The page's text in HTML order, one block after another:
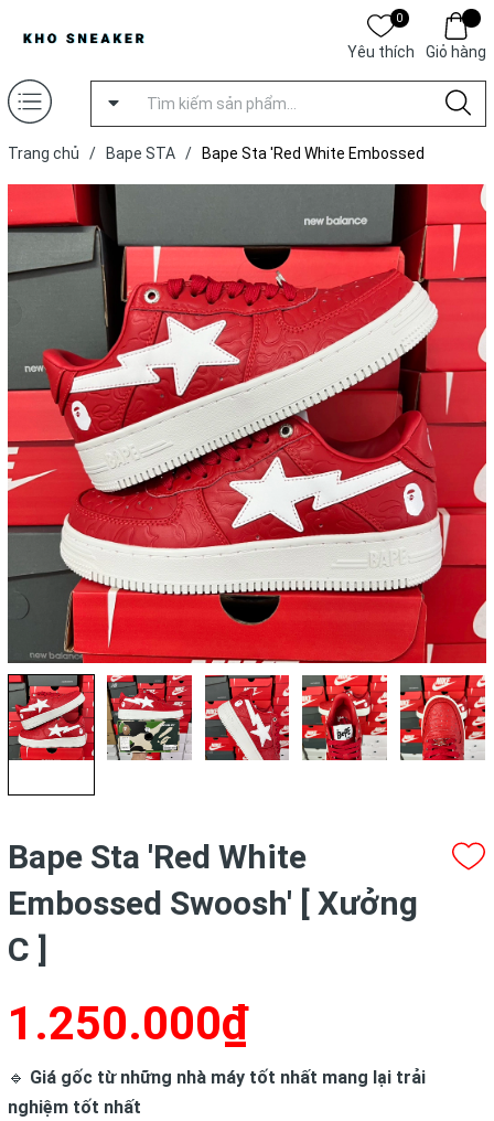
0
Yêu thích Giỏ hàng
Trang chủ / Bape STA /
Bape Sta 'Red White Embossed
Bape Sta 'Red White
Embossed Swoosh' [ Xưởng
C ]
1.250.000₫
🔹 Giá gốc từ những nhà máy tốt nhất mang lại trải
nghiệm tốt nhất